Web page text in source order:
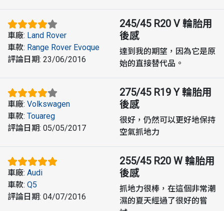
車廠: Land Rover
車款: Range Rover Evoque
評論日期: 23/06/2016
245/45 R20 V 輪胎用
後感
達到我的期望，因為它是原
始的直接替代品。
車廠: Volkswagen
車款: Touareg
評論日期: 05/05/2017
275/45 R19 Y 輪胎用
後感
很好，仍然可以更好地保持
空氣抓地力
車廠: Audi
車款: Q5
評論日期: 04/07/2016
255/45 R20 W 輪胎用
後感
抓地力很棒，在這個非常潮
濕的夏天經過了很好的嘗